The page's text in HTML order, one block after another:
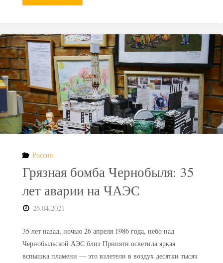
новый
чернобыльский
фонд
для
Украины"
Россия
Грязная бомба Чернобыля: 35
лет аварии на ЧАЭС
26.04.2021
35 лет назад, ночью 26 апреля 1986 года, небо над
Чернобыльской АЭС близ Припяти осветила яркая
вспышка пламени — это взлетели в воздух десятки тысяч